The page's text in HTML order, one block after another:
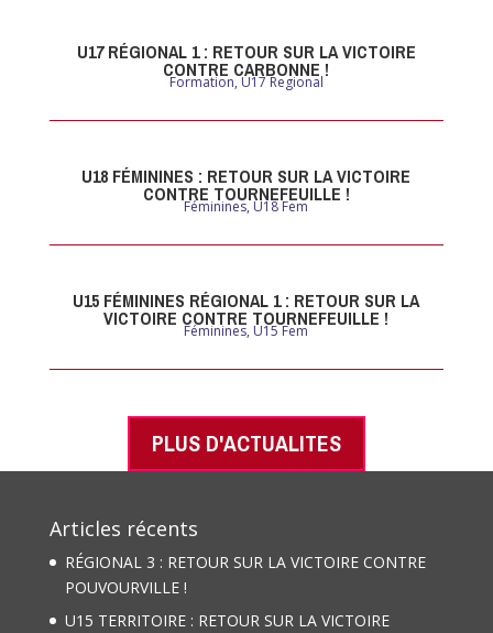
U17 RÉGIONAL 1 : RETOUR SUR LA VICTOIRE
CONTRE CARBONNE !
Formation,U17 Regional
U18 FÉMININES : RETOUR SUR LA VICTOIRE
CONTRE TOURNEFEUILLE !
Féminines,U18 Fem
U15 FÉMININES RÉGIONAL 1 : RETOUR SUR LA
VICTOIRE CONTRE TOURNEFEUILLE !
Féminines, U15 Fem
PLUS D'ACTUALITES
Articles récents
RÉGIONAL 3 : RETOUR SUR LA VICTOIRE CONTRE
POUVOURVILLE !
U15 TERRITOIRE : RETOUR SUR LA VICTOIRE